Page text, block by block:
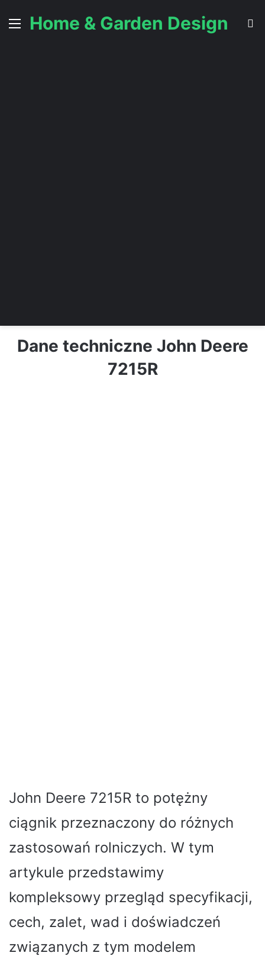
Menu
Home & Garden Design
Dane techniczne John Deere
7215R
John Deere 7215R to potężny
ciągnik przeznaczony do różnych
zastosowań rolniczych. W tym
artykule przedstawimy
kompleksowy przegląd specyfikacji,
cech, zalet, wad i doświadczeń
związanych z tym modelem